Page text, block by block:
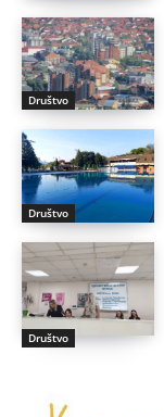
Društvo
Društvo
Društvo